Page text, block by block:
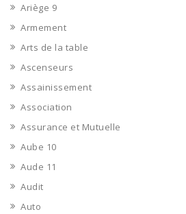
Ariège 9
Armement
Arts de la table
Ascenseurs
Assainissement
Association
Assurance et Mutuelle
Aube 10
Aude 11
Audit
Auto